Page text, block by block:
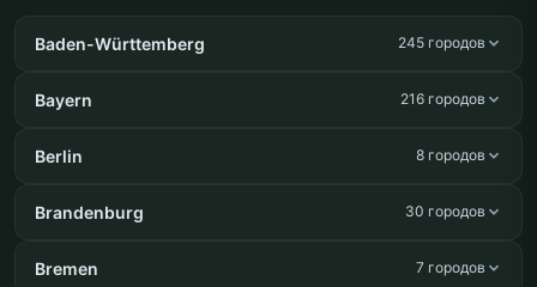
Baden-Württemberg 245 городов
Bayern 216 городов
Berlin 8 городов
Brandenburg 30 городов
Bremen 7 городов